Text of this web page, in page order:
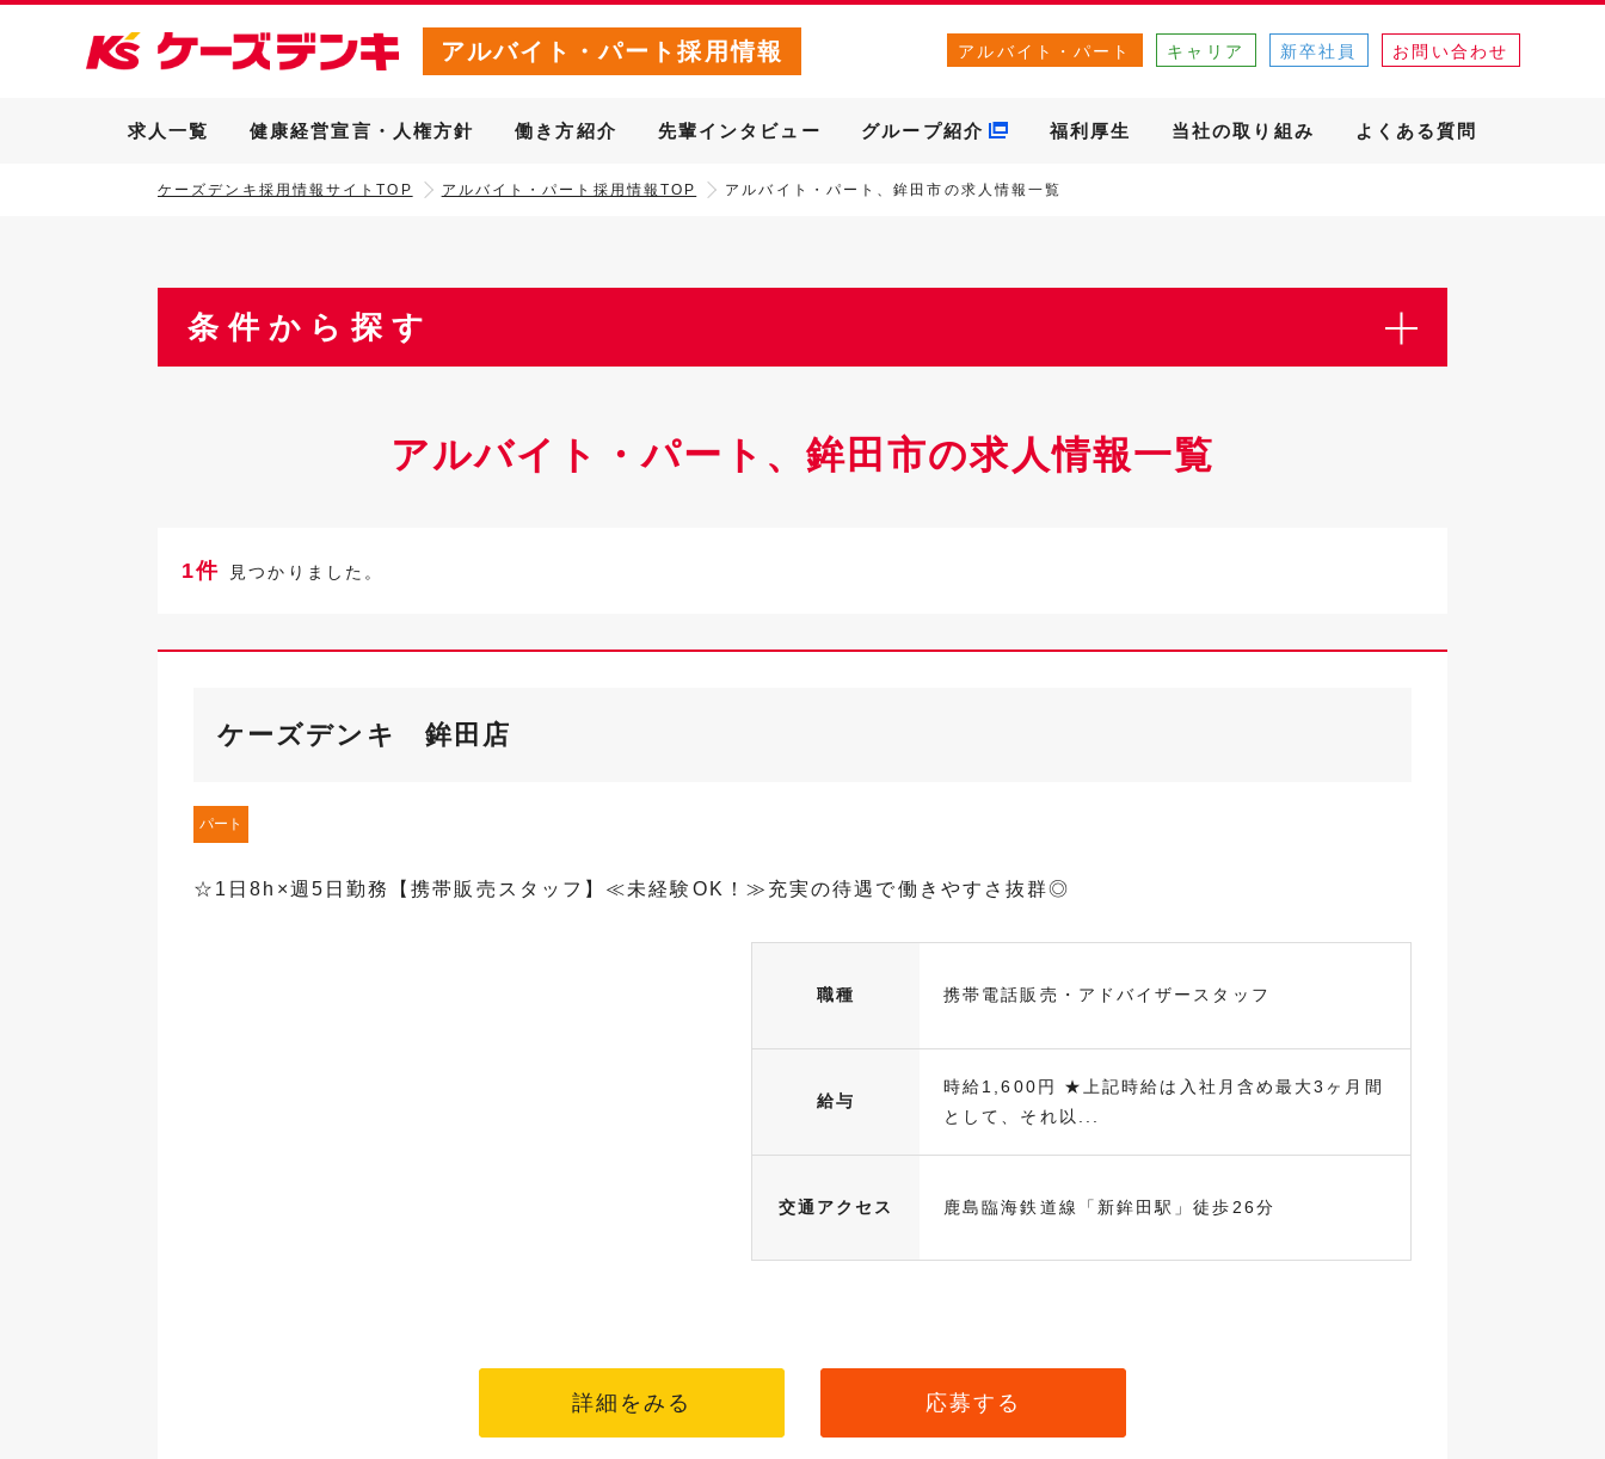
アルバイト・パート採用情報 アルバイト・パート キャリア 新卒社員 お問い合わせ
求人一覧 健康経営宣言・人権方針 働き方紹介 先輩インタビュー グループ紹介 福利厚生 当社の取り組み よくある質問
ケーズデンキ採用情報サイトTOP アルバイト・パート採用情報TOP アルバイト・パート、鉾田市の求人情報一覧
条件から探す
アルバイト・パート、鉾田市の求人情報一覧
1件 見つかりました。
ケーズデンキ 鉾田店
パート
☆1日8h×週5日勤務【携帯販売スタッフ】≪未経験OK！≫充実の待遇で働きやすさ抜群◎
職種 携帯電話販売・アドバイザースタッフ
給与
時給1,600円 ★上記時給は入社月含め最大3ヶ月間
として、それ以...
交通アクセス 鹿島臨海鉄道線「新鉾田駅」徒歩26分
詳細をみる 応募する